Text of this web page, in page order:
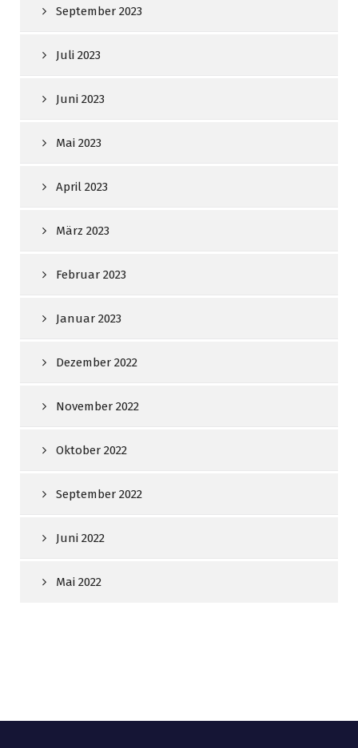
September 2023
Juli 2023
Juni 2023
Mai 2023
April 2023
März 2023
Februar 2023
Januar 2023
Dezember 2022
November 2022
Oktober 2022
September 2022
Juni 2022
Mai 2022